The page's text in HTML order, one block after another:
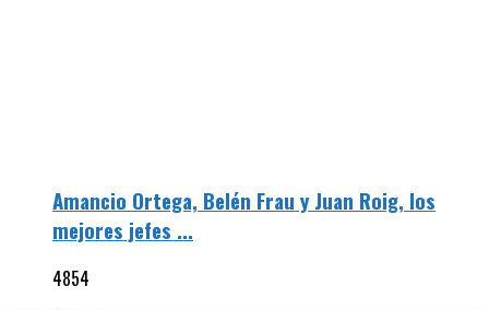
Amancio Ortega, Belén Frau y Juan Roig, los
mejores jefes ...
4854